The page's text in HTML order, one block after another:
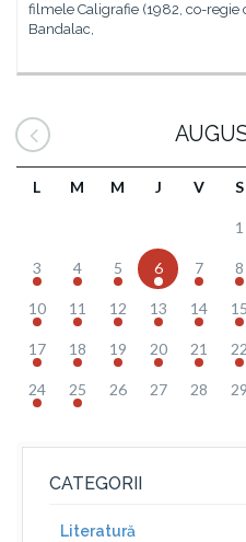
filmele Caligrafie (1982, co-
Bandalac,
L M M J V S
1
3 4 5 6 7 8
10 11 12 13 14 15
17 18 19 20 21 22
24 25 26 27 28 29
CATEGORII
Literatură